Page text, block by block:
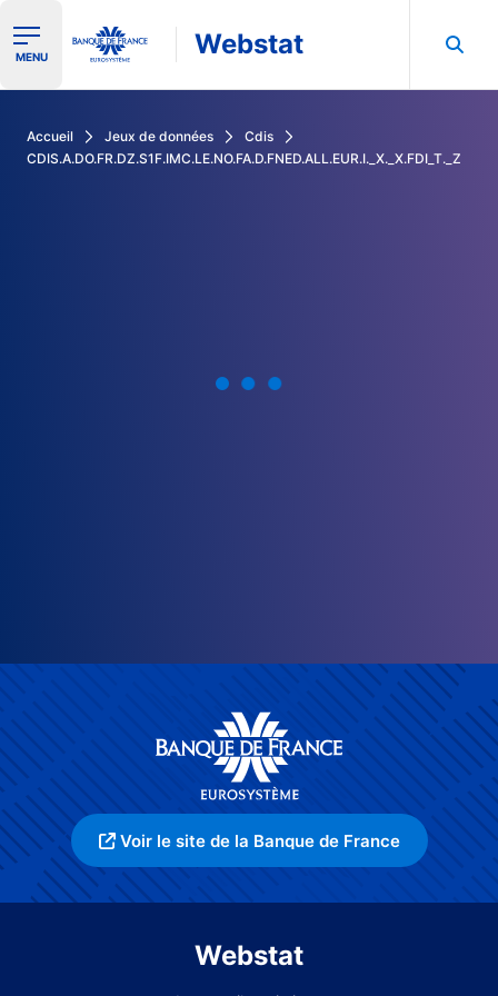
Ouvrir le menu de navigation
MENU Webstat
Accueil Jeux de données
Cdis
CDIS.A.DO.FR.DZ.S1F.IMC.LE.NO.FA.D.FNED.ALL.EUR.I._X._X.FDI_T._Z
Voir le site de la Banque de France
Webstat